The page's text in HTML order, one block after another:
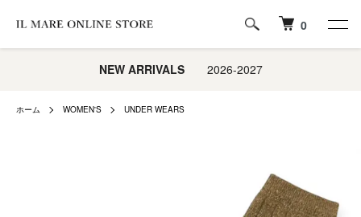
0
NEW ARRIVALS2026-2027
ホーム WOMEN'S UNDER WEARS